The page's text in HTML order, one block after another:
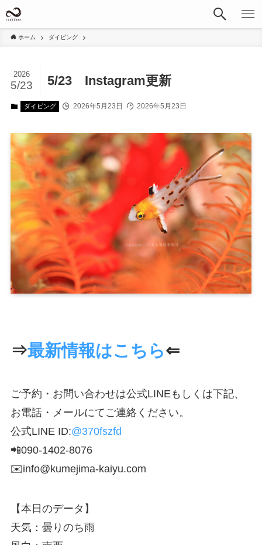
ホーム ダイビング
5/23 Instagram更新
2026
5/23
ダイビング 2026年5月23日 2026年5月23日
⇒最新情報はこちら⇐
ご予約・お問い合わせは公式LINEもしくは下記、
お電話・メールにてご連絡ください。
公式LINE ID:@370fszfd
📲090-1402-8076
✉️info@kumejima-kaiyu.com
【本日のデータ】
天気：曇りのち雨